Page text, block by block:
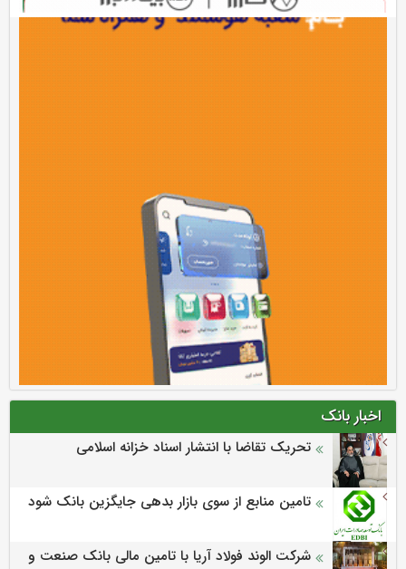
اخبار بانک
تحریک تقاضا با انتشار اسناد خزانه اسلامی
تامین منابع از سوی بازار بدهی جایگزین بانک شود
شرکت الوند فولاد آریا با تامین مالی بانک صنعت و